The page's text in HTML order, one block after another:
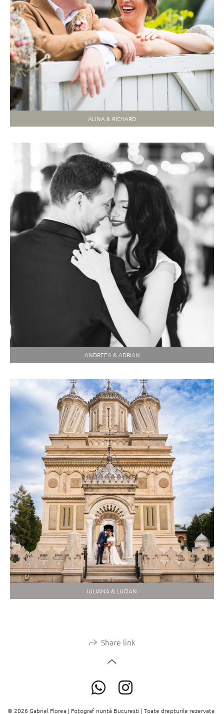
ALINA & RICHARD
ANDREEA & ADRIAN
IULIANA & LUCIAN
Share link
© 2026 Gabriel Florea | Fotograf nuntă București | Toate drepturile rezervate